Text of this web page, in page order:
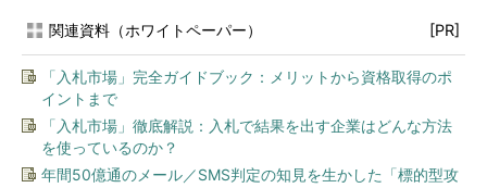
関連資料（ホワイトペーパー） [PR]
「入札市場」完全ガイドブック：メリットから資格取得のポ
イントまで
「入札市場」徹底解説：入札で結果を出す企業はどんな方法
を使っているのか？
年間50億通のメール／SMS判定の知見を生かした「標的型攻